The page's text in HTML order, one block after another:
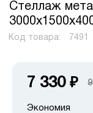
Стеллаж
Код товара: 7491
7 330 ₽
Экономия